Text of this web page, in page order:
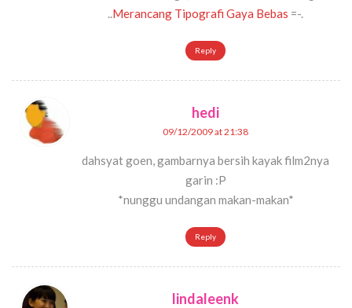
Merancang Tipografi Gaya Bebas =-.
Reply
hedi
09/12/2009 at 21:38
dahsyat goen, gambarnya bersih kayak film2nya
garin :P
*nunggu undangan makan-makan*
Reply
lindaleenk